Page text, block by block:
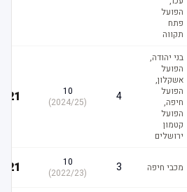
הפועל
פתח
תקווה
בני יהודה,
הפועל
אשקלון,
הפועל
חיפה,
הפועל
קטמון
ירושלים
10
2024/25
)
21
מכבי חיפה
10
2022/23
)
21